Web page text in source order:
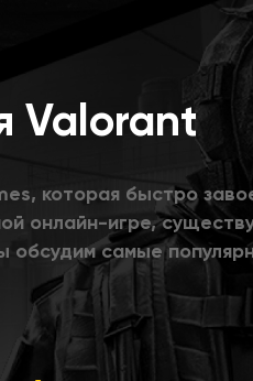
Valorant
которая быстро
онлайн-игре,
обсудим самые